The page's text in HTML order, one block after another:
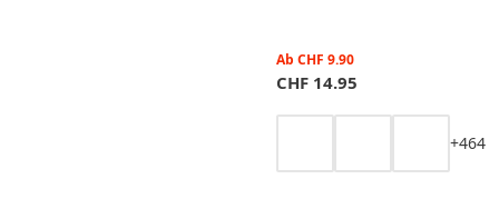
Ab CHF 9.90
CHF 14.95
+464